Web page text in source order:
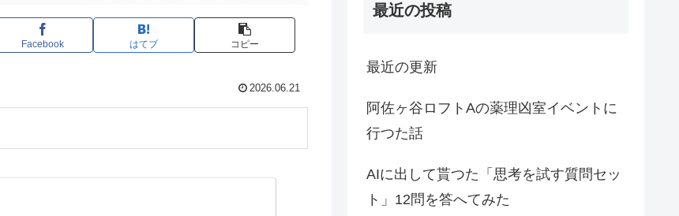
Facebook はてブ コピー
2026.06.21
最近の投稿
最近の更新
阿佐ヶ谷ロフトAの薬理凶室イベントに
行つた話
AIに出して貰つた「思考を試す質問セッ
ト」12問を答へてみた